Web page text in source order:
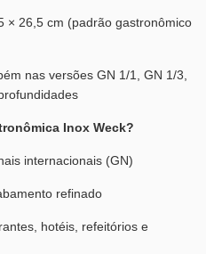
× 26,5 cm (padrão gastronômico
nas versões GN 1/1, GN 1/3,
Inox Weck?
internacionais (GN)
refinado
hotéis, refeitórios e